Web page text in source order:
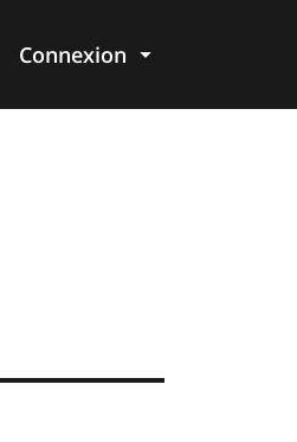
Connexion